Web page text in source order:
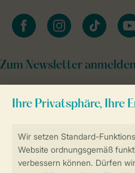
Sicher und schnell zur
facebookinstagramtiktok
Zum Newsletter anmelden